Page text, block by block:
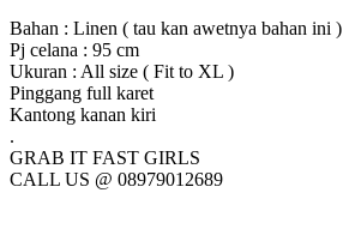
Bahan : Linen ( tau kan awetnya bahan ini )
Pj celana : 95 cm
Ukuran : All size ( Fit to XL )
Pinggang full karet
Kantong kanan kiri
.
GRAB IT FAST GIRLS
CALL US @ 08979012689